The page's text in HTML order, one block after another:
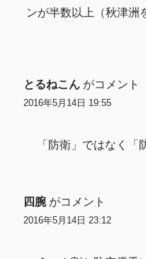
ンが半数以上（秋津洲
とるねこん がコメント
2016年5月14日 19:55
「防衛」ではなく
四腕 がコメント
2016年5月14日 23:12